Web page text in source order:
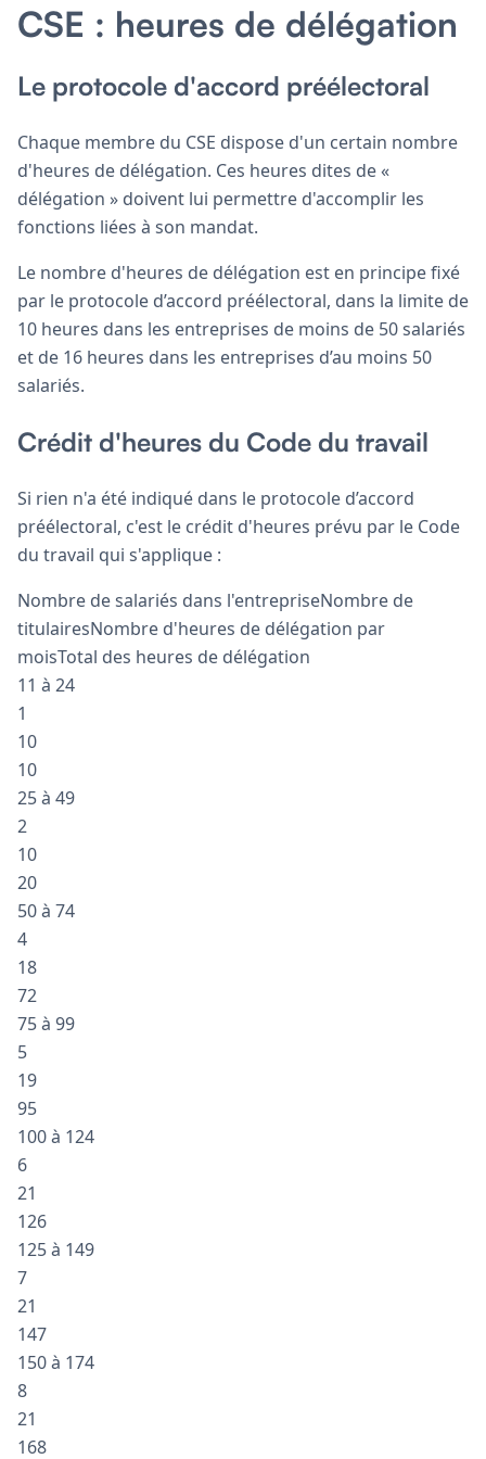
CSE : heures de délégation
Le protocole d'accord préélectoral
Chaque membre du CSE dispose d'un certain nombre
d'heures de délégation. Ces heures dites de «
délégation » doivent lui permettre d'accomplir les
fonctions liées à son mandat.
Le nombre d'heures de délégation est en principe fixé
par le protocole d’accord préélectoral, dans la limite de
10 heures dans les entreprises de moins de 50 salariés
et de 16 heures dans les entreprises d’au moins 50
salariés.
Crédit d'heures du Code du travail
Si rien n'a été indiqué dans le protocole d’accord
préélectoral, c'est le crédit d'heures prévu par le Code
du travail qui s'applique :
Nombre de salariés dans l'entrepriseNombre de
titulairesNombre d'heures de délégation par
moisTotal des heures de délégation
11 à 24
1
10
10
25 à 49
2
10
20
50 à 74
4
18
72
75 à 99
5
19
95
100 à 124
6
21
126
125 à 149
7
21
147
150 à 174
8
21
168